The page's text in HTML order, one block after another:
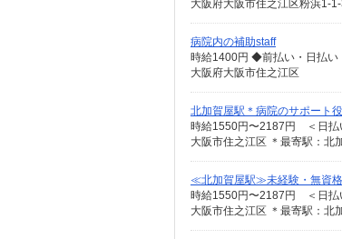
大阪府大阪市住之江区粉浜1-
病院内の補助staff
時給1400円 ◆前払い・日払い
大阪府大阪市住之江区
北加賀屋駅＊病院のサポート
時給1550円〜2187円 ＜日払
大阪市住之江区 ＊最寄駅：北
≪北加賀屋駅≫未経験・無資
時給1550円〜2187円 ＜日払
大阪市住之江区 ＊最寄駅：北